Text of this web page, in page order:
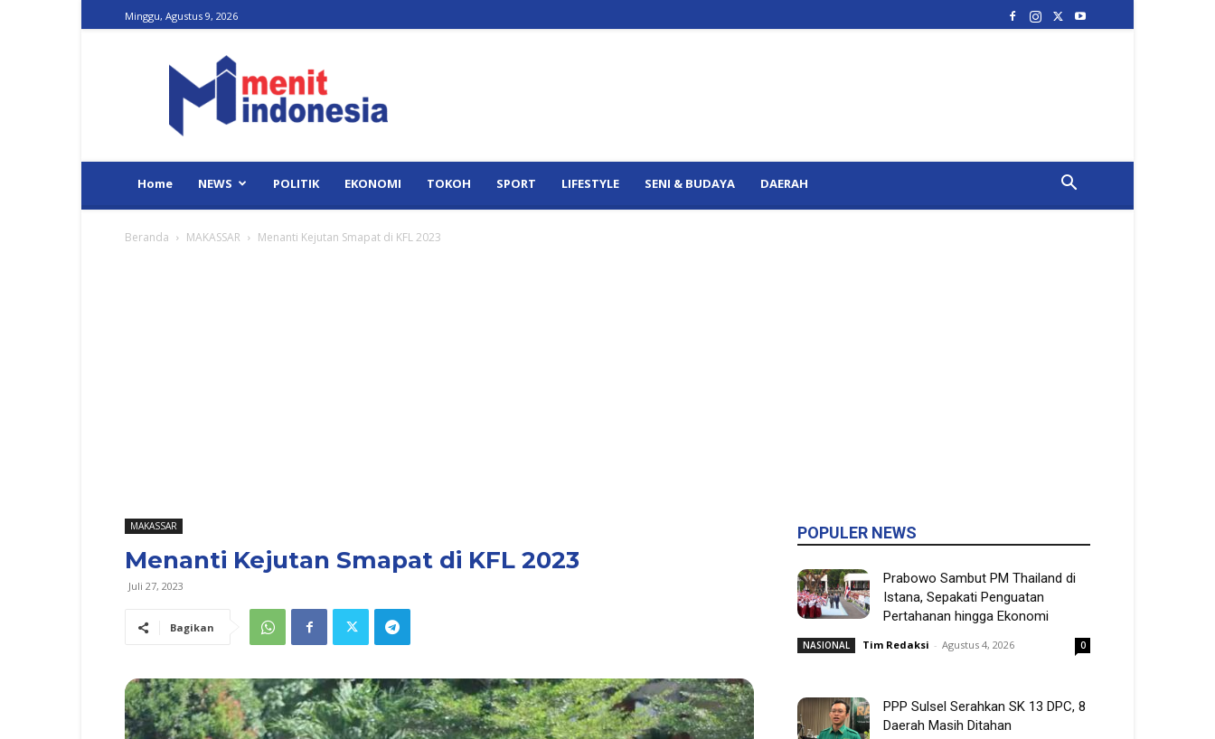
Minggu, Agustus 9, 2026
Indonesia
Home NEWS POLITIK EKONOMI TOKOH SPORT LIFESTYLE SENI & BUDAYA DAERAH
Beranda MAKASSAR Menanti Kejutan Smapat di KFL 2023
MAKASSAR
Menanti Kejutan Smapat di KFL 2023
Juli 27, 2023
Bagikan
POPULER NEWS
Prabowo Sambut PM Thailand di
Istana, Sepakati Penguatan
Pertahanan hingga Ekonomi
NASIONAL Tim Redaksi - Agustus 4, 2026 0
PPP Sulsel Serahkan SK 13 DPC, 8
Daerah Masih Ditahan